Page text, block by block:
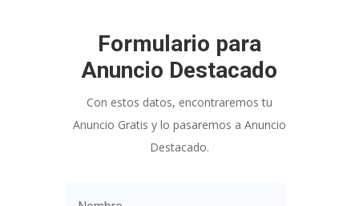
Formulario para
Anuncio Destacado
Con estos datos, encontraremos tu
Anuncio Gratis y lo pasaremos a Anuncio
Destacado.